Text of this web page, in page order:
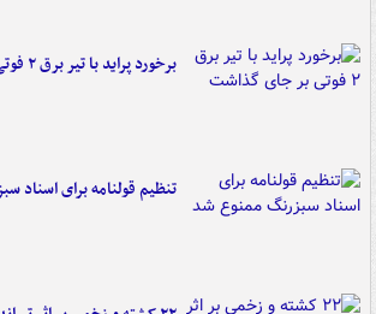
برخورد پراید با تیر برق ۲ فوتی بر جای گذاشت
تنظیم قولنامه برای اسناد